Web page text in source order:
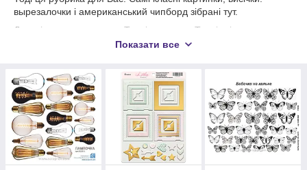
вырезалочки і американський чипборд зібрані тут.
Деталі мають значення. Творіть з нами. Творіть із
Показати все